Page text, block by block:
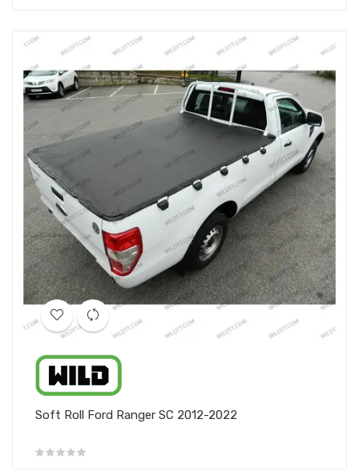
Soft Roll Ford Ranger SC 2012-2022